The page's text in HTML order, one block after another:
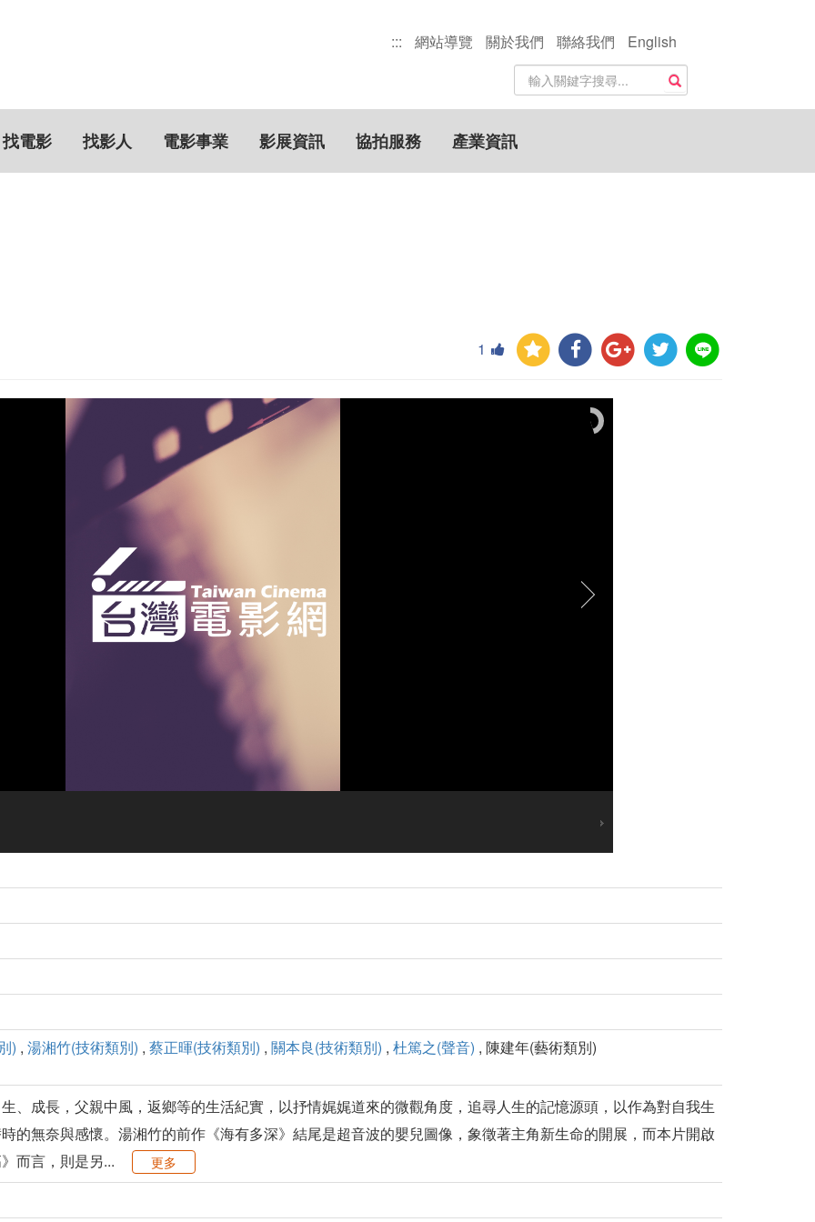
::: 網站導覽 關於我們 聯絡我們
English
站
內
搜
尋
關
鍵
搜尋
找電影 找影人 電影事業 影展資訊 協拍服務 產業資訊
1
) , 湯湘竹(技術類別) , 蔡正暉(技術類別) , 關本良(技術類別) , 杜篤之(聲音) , 陳建年(藝術類別)
、成長，父親中風，返鄉等的生活紀實，以抒情娓娓道來的微觀角度，追尋人生的記憶源頭，以作為對自我生
的無奈與感懷。湯湘竹的前作《海有多深》結尾是超音波的嬰兒圖像，象徵著主角新生命的開展，而本片開啟
而言，則是另...
更多